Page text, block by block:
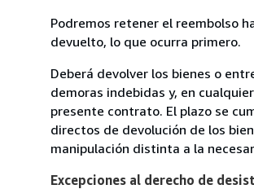
Podremos retener el reembolso
devuelto, lo que ocurra primero.
Deberá devolver los bienes o
demoras indebidas y, en
presente contrato. El plazo se
directos de devolución de los
manipulación distinta a la
Excepciones al derecho de